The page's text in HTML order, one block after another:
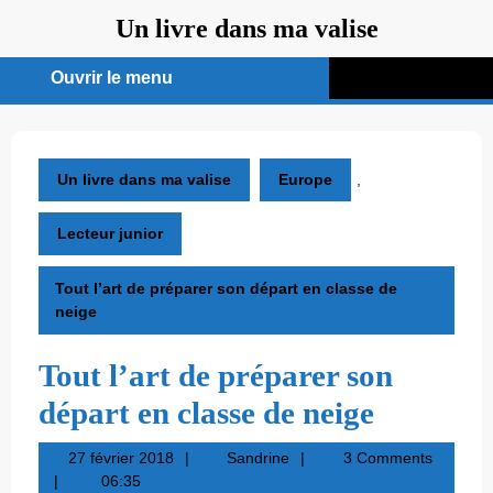
contenu
Un livre dans ma valise
Ouvrir le menu
menu
Un livre dans ma valise Europe
Lecteur junior
Tout l’art de préparer son départ en classe de
neige
Tout l’art de préparer son
départ en classe de neige
27 février 201827
SandrineSandrine3 Comments
06:35